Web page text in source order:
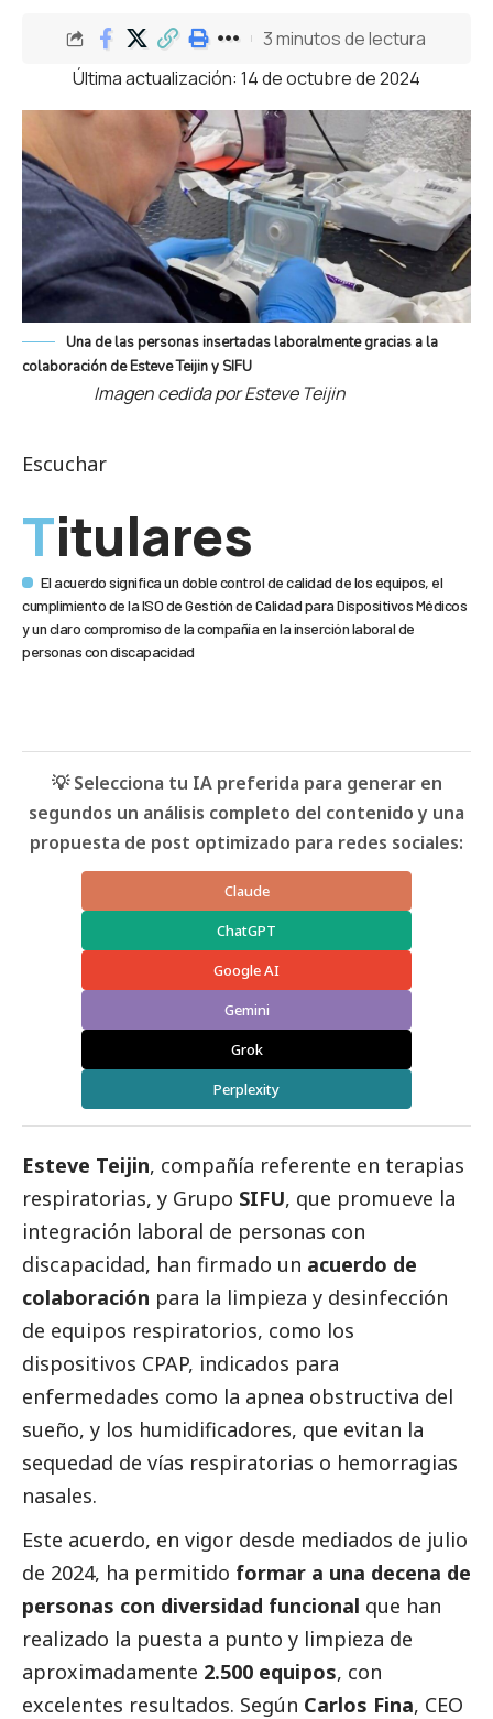
Última actualización: 14 de octubre de 2024
3 minutos de lectura
Una de las personas insertadas laboralmente gracias a la
colaboración de Esteve Teijin y SIFU
Imagen cedida por Esteve Teijin
Escuchar
Titulares
El acuerdo significa un doble control de calidad de los equipos, el
cumplimiento de la ISO de Gestión de Calidad para Dispositivos Médicos
y un claro compromiso de la compañía en la inserción laboral de
personas con discapacidad
💡 Selecciona tu IA preferida para generar en
segundos un análisis completo del contenido y una
propuesta de post optimizado para redes sociales:
Claude
ChatGPT
Google AI
Gemini
Grok
Perplexity
Esteve Teijin, compañía referente en terapias
respiratorias, y Grupo SIFU, que promueve la
integración laboral de personas con
discapacidad, han firmado un acuerdo de
colaboración para la limpieza y desinfección
de equipos respiratorios, como los
dispositivos CPAP, indicados para
enfermedades como la apnea obstructiva del
sueño, y los humidificadores, que evitan la
sequedad de vías respiratorias o hemorragias
nasales.
Este acuerdo, en vigor desde mediados de julio
de 2024, ha permitido formar a una decena de
personas con diversidad funcional que han
realizado la puesta a punto y limpieza de
aproximadamente 2.500 equipos, con
excelentes resultados. Según Carlos Fina, CEO